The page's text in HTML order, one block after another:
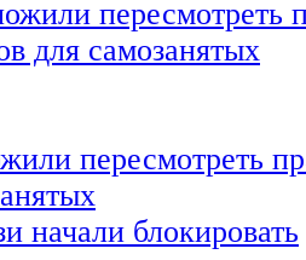
пересмотреть